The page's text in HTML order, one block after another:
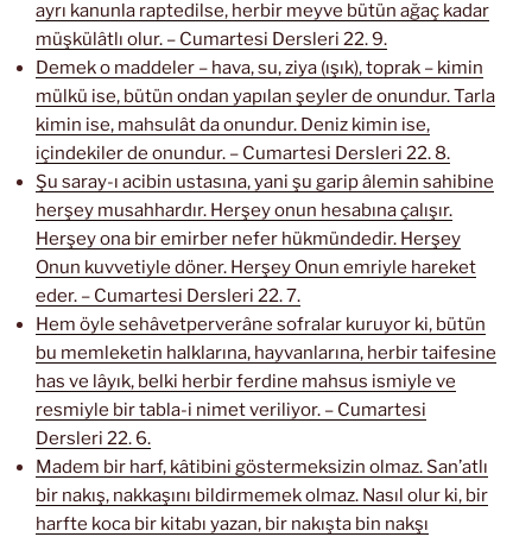
ayrı kanunla raptedilse, herbir meyve bütün ağaç kadar
müşkülâtlı olur. – Cumartesi Dersleri 22. 9.
Demek o maddeler – hava, su, ziya (ışık), toprak – kimin
mülkü ise, bütün ondan yapılan şeyler de onundur. Tarla
kimin ise, mahsulât da onundur. Deniz kimin ise,
içindekiler de onundur. – Cumartesi Dersleri 22. 8.
Şu saray-ı acibin ustasına, yani şu garip âlemin sahibine
herşey musahhardır. Herşey onun hesabına çalışır.
Herşey ona bir emirber nefer hükmündedir. Herşey
Onun kuvvetiyle döner. Herşey Onun emriyle hareket
eder. – Cumartesi Dersleri 22. 7.
Hem öyle sehâvetperverâne sofralar kuruyor ki, bütün
bu memleketin halklarına, hayvanlarına, herbir taifesine
has ve lâyık, belki herbir ferdine mahsus ismiyle ve
resmiyle bir tabla-i nimet veriliyor. – Cumartesi
Dersleri 22. 6.
Madem bir harf, kâtibini göstermeksizin olmaz. San’atlı
bir nakış, nakkaşını bildirmemek olmaz. Nasıl olur ki, bir
harfte koca bir kitabı yazan, bir nakışta bin nakşı